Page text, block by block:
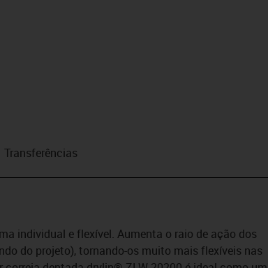
Transferências
individual e flexível. Aumenta o raio de ação dos
do projeto), tornando-os muito mais flexíveis nas